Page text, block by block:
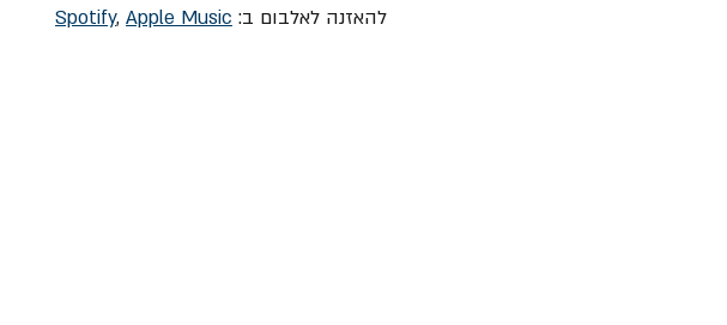
להאזנה לאלבום ב:
Spotify, Apple Music